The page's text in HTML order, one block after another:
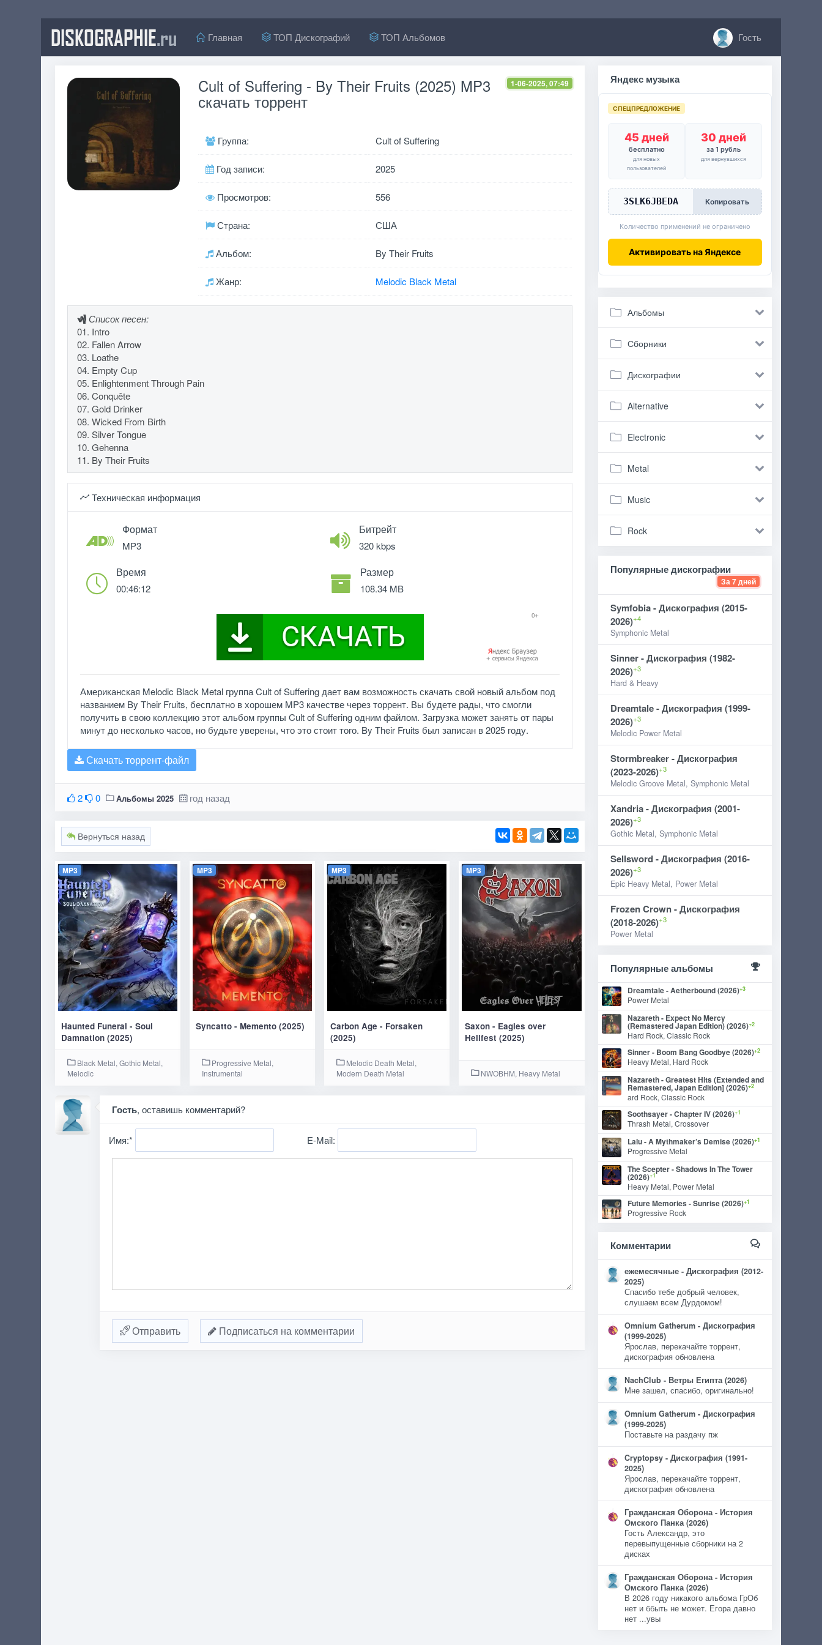
DISKOGRAPHIE.ru Главная ТОП Дискографий ТОП Альбомов Гость
1-06-2025, 07:49
Cult of Suffering - By Their Fruits (2025) MP3
скачать торрент
Группа: Cult of Suffering
Год записи: 2025
Просмотров: 556
Страна: США
Альбом: By Their Fruits
Жанр: Melodic Black Metal
Список песен:
01. Intro
02. Fallen Arrow
03. Loathe
04. Empty Cup
05. Enlightenment Through Pain
06. Conquête
07. Gold Drinker
08. Wicked From Birth
09. Silver Tongue
10. Gehenna
11. By Their Fruits
Техническая информация
Формат
MP3
Битрейт
320 kbps
Время
00:46:12
Размер
108.34 MB
Американская Melodic Black Metal группа Cult of Suffering дает вам возможность скачать свой новый альбом под
названием By Their Fruits, бесплатно в хорошем MP3 качестве через торрент. Вы будете рады, что смогли
получить в свою коллекцию этот альбом группы Cult of Suffering одним файлом. Загрузка может занять от пары
минут до несколько часов, но будьте уверены, что это стоит того. By Their Fruits был записан в 2025 году.
Скачать торрент-файл
2 0 Альбомы 2025 год назад
Вернуться назад
MP3
Haunted Funeral - Soul
Damnation (2025)
Black Metal, Gothic Metal,
Melodic
MP3
Syncatto - Memento (2025)
Progressive Metal,
Instrumental
MP3
Carbon Age - Forsaken
(2025)
Melodic Death Metal,
Modern Death Metal
MP3
Saxon - Eagles over
Hellfest (2025)
NWOBHM, Heavy Metal
Гость, оставишь комментарий?
Имя:* E-Mail:
Отправить Подписаться на комментарии
Яндекс музыка
СПЕЦПРЕДЛОЖЕНИЕ
45 дней
бесплатно
для новых
пользователей
30 дней
за 1 рубль
для вернувшихся
3SLK6JBEDA Копировать
Количество применений не ограничено
Активировать на Яндексе
Альбомы
Сборники
Дискографии
Alternative
Electronic
Metal
Music
Rock
Популярные дискографии
За 7 дней
Symfobia - Дискография (2015-
2026)+4
Symphonic Metal
Sinner - Дискография (1982-
2026)+3
Hard & Heavy
Dreamtale - Дискография (1999-
2026)+3
Melodic Power Metal
Stormbreaker - Дискография
(2023-2026)+3
Melodic Groove Metal, Symphonic Metal
Xandria - Дискография (2001-
2026)+3
Gothic Metal, Symphonic Metal
Sellsword - Дискография (2016-
2026)+3
Epic Heavy Metal, Power Metal
Frozen Crown - Дискография
(2018-2026)+3
Power Metal
Популярные альбомы
Dreamtale - Aetherbound (2026)+3
Power Metal
Nazareth - Expect No Mercy
(Remastered Japan Edition) (2026)+2
Hard Rock, Classic Rock
Sinner - Boom Bang Goodbye (2026)+2
Heavy Metal, Hard Rock
Nazareth - Greatest Hits (Extended and
Remastered, Japan Edition] (2026)+2
ard Rock, Classic Rock
Soothsayer - Chapter IV (2026)+1
Thrash Metal, Crossover
Lalu - A Mythmaker’s Demise (2026)+1
Progressive Metal
The Scepter - Shadows In The Tower
(2026)+1
Heavy Metal, Power Metal
Future Memories - Sunrise (2026)+1
Progressive Rock
Комментарии
ежемесячные - Дискография (2012-
2025)
Спасибо тебе добрый человек,
слушаем всем Дурдомом!
Omnium Gatherum - Дискография
(1999-2025)
Ярослав, перекачайте торрент,
дискография обновлена
NachClub - Ветры Египта (2026)
Мне зашел, спасибо, оригинально!
Omnium Gatherum - Дискография
(1999-2025)
Поставьте на раздачу пж
Cryptopsy - Дискография (1991-
2025)
Ярослав, перекачайте торрент,
дискография обновлена
Гражданская Оборона - История
Омского Панка (2026)
Гость Александр, это
перевыпущенные сборники на 2
дисках
Гражданская Оборона - История
Омского Панка (2026)
В 2026 году никакого альбома ГрОб
нет и ббыть не может. Егора давно
нет ...увы